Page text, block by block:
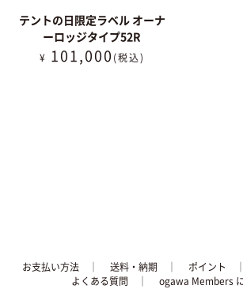
テントの日限定ラベル オーナ
ーロッジタイプ52R
¥ 101,000 (税込)
お支払い方法│ 送料・納期 │ ポイント
よくある質問 ｜ ogawa Members